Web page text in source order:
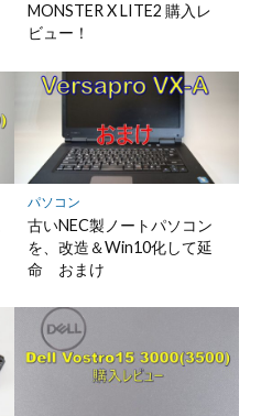
MONSTER X LITE2 購入レ
ビュー！
パソコン
古いNEC製ノートパソコン
を、改造＆Win10化して延
命 おまけ